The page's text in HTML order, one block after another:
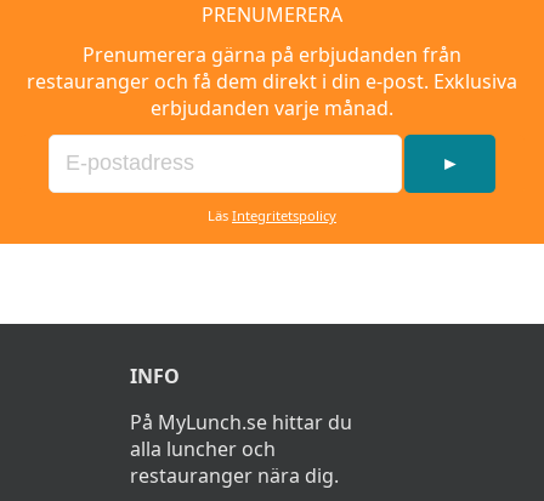
PRENUMERERA
Prenumerera gärna på erbjudanden från
restauranger och få dem direkt i din e-post. Exklusiva
erbjudanden varje månad.
►
Läs Integritetspolicy
INFO
På MyLunch.se hittar du
alla luncher och
restauranger nära dig.